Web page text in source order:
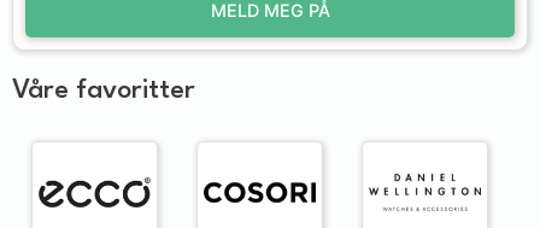
MELD MEG PÅ
Våre favoritter